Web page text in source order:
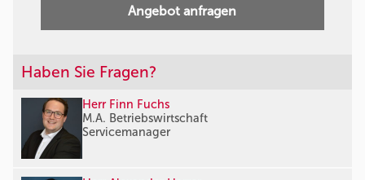
Angebot anfragen
Haben Sie Fragen?
Herr Finn Fuchs
M.A. Betriebswirtschaft
Servicemanager